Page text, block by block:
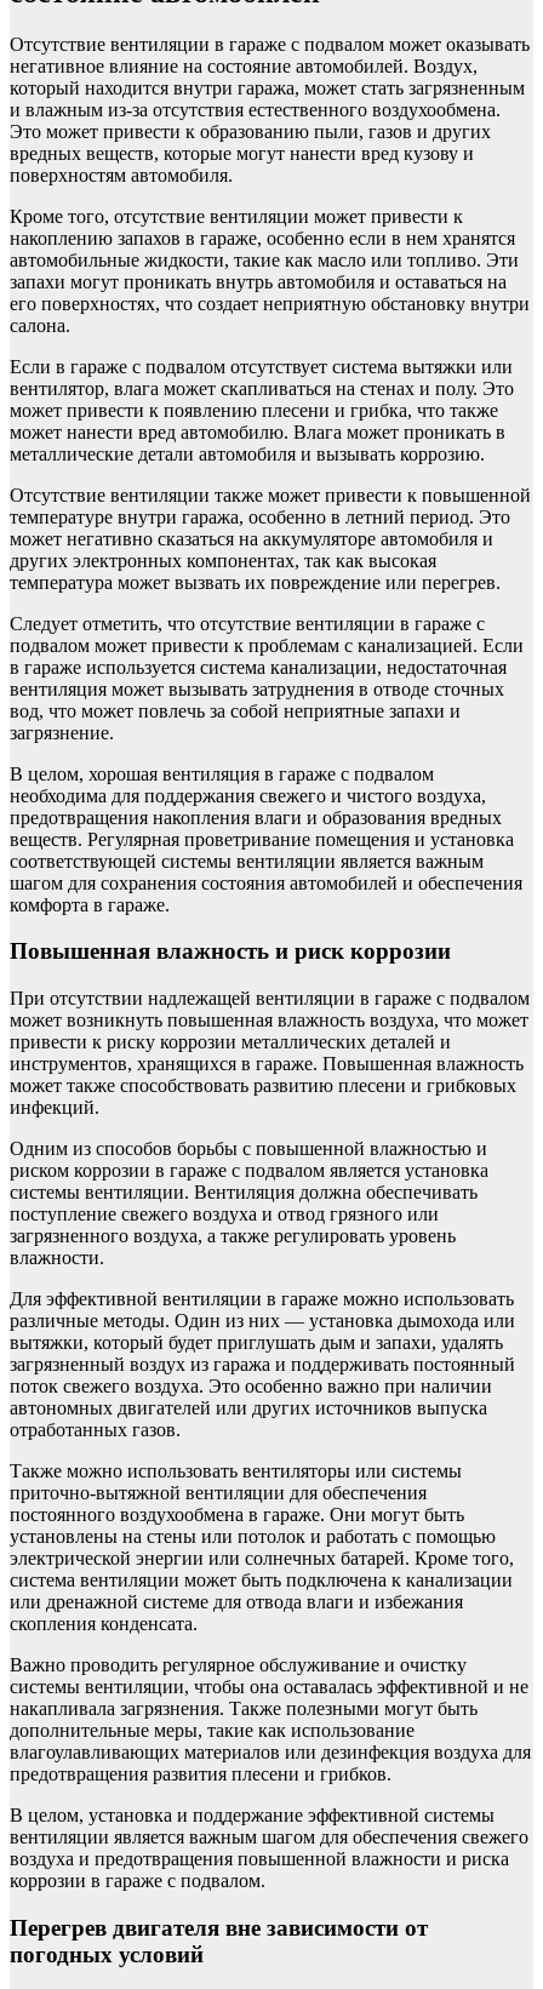
Отсутствие вентиляции в гараже с подвалом может оказывать
негативное влияние на состояние автомобилей. Воздух,
который находится внутри гаража, может стать загрязненным
и влажным из-за отсутствия естественного воздухообмена.
Это может привести к образованию пыли, газов и других
вредных веществ, которые могут нанести вред кузову и
поверхностям автомобиля.
Кроме того, отсутствие вентиляции может привести к
накоплению запахов в гараже, особенно если в нем хранятся
автомобильные жидкости, такие как масло или топливо. Эти
запахи могут проникать внутрь автомобиля и оставаться на
его поверхностях, что создает неприятную обстановку внутри
салона.
Если в гараже с подвалом отсутствует система вытяжки или
вентилятор, влага может скапливаться на стенах и полу. Это
может привести к появлению плесени и грибка, что также
может нанести вред автомобилю. Влага может проникать в
металлические детали автомобиля и вызывать коррозию.
Отсутствие вентиляции также может привести к повышенной
температуре внутри гаража, особенно в летний период. Это
может негативно сказаться на аккумуляторе автомобиля и
других электронных компонентах, так как высокая
температура может вызвать их повреждение или перегрев.
Следует отметить, что отсутствие вентиляции в гараже с
подвалом может привести к проблемам с канализацией. Если
в гараже используется система канализации, недостаточная
вентиляция может вызывать затруднения в отводе сточных
вод, что может повлечь за собой неприятные запахи и
загрязнение.
В целом, хорошая вентиляция в гараже с подвалом
необходима для поддержания свежего и чистого воздуха,
предотвращения накопления влаги и образования вредных
веществ. Регулярная проветривание помещения и установка
соответствующей системы вентиляции является важным
шагом для сохранения состояния автомобилей и обеспечения
комфорта в гараже.
Повышенная влажность и риск коррозии
При отсутствии надлежащей вентиляции в гараже с подвалом
может возникнуть повышенная влажность воздуха, что может
привести к риску коррозии металлических деталей и
инструментов, хранящихся в гараже. Повышенная влажность
может также способствовать развитию плесени и грибковых
инфекций.
Одним из способов борьбы с повышенной влажностью и
риском коррозии в гараже с подвалом является установка
системы вентиляции. Вентиляция должна обеспечивать
поступление свежего воздуха и отвод грязного или
загрязненного воздуха, а также регулировать уровень
влажности.
Для эффективной вентиляции в гараже можно использовать
различные методы. Один из них — установка дымохода или
вытяжки, который будет приглушать дым и запахи, удалять
загрязненный воздух из гаража и поддерживать постоянный
поток свежего воздуха. Это особенно важно при наличии
автономных двигателей или других источников выпуска
отработанных газов.
Также можно использовать вентиляторы или системы
приточно-вытяжной вентиляции для обеспечения
постоянного воздухообмена в гараже. Они могут быть
установлены на стены или потолок и работать с помощью
электрической энергии или солнечных батарей. Кроме того,
система вентиляции может быть подключена к канализации
или дренажной системе для отвода влаги и избежания
скопления конденсата.
Важно проводить регулярное обслуживание и очистку
системы вентиляции, чтобы она оставалась эффективной и не
накапливала загрязнения. Также полезными могут быть
дополнительные меры, такие как использование
влагоулавливающих материалов или дезинфекция воздуха для
предотвращения развития плесени и грибков.
В целом, установка и поддержание эффективной системы
вентиляции является важным шагом для обеспечения свежего
воздуха и предотвращения повышенной влажности и риска
коррозии в гараже с подвалом.
Перегрев двигателя вне зависимости от
погодных условий